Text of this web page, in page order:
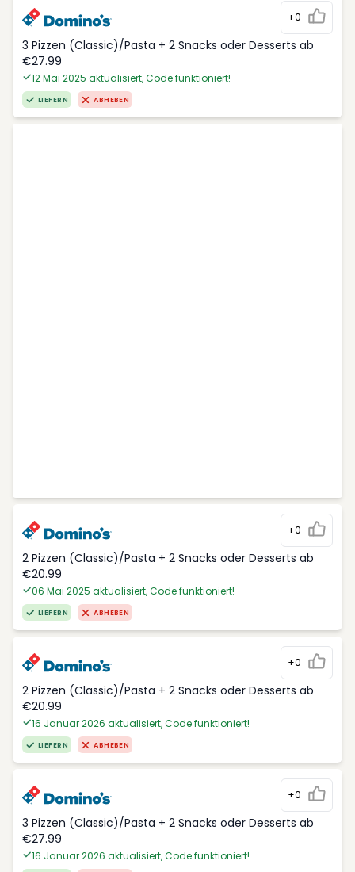
+0
3 Pizzen (Classic)/Pasta + 2 Snacks oder Desserts ab
€27.99
12 Mai 2025 aktualisiert, Code funktioniert!
LIEFERN ABHEBEN
+0
2 Pizzen (Classic)/Pasta + 2 Snacks oder Desserts ab
€20.99
06 Mai 2025 aktualisiert, Code funktioniert!
LIEFERN ABHEBEN
+0
2 Pizzen (Classic)/Pasta + 2 Snacks oder Desserts ab
€20.99
16 Januar 2026 aktualisiert, Code funktioniert!
LIEFERN ABHEBEN
+0
3 Pizzen (Classic)/Pasta + 2 Snacks oder Desserts ab
€27.99
16 Januar 2026 aktualisiert, Code funktioniert!